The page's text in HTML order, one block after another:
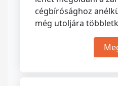
cégbírósághoz
még utoljára